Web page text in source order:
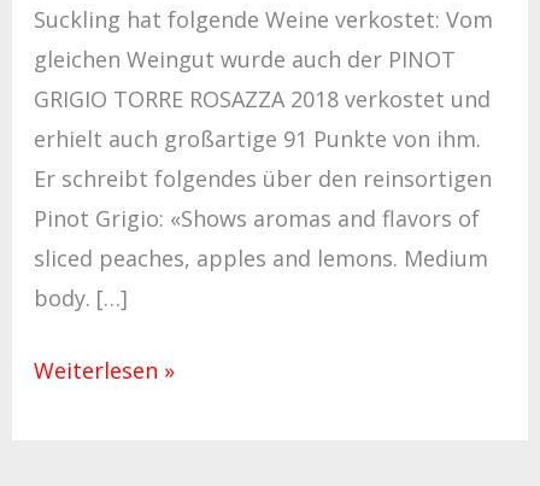
Suckling hat folgende Weine verkostet: Vom
gleichen Weingut wurde auch der PINOT
GRIGIO TORRE ROSAZZA 2018 verkostet und
erhielt auch großartige 91 Punkte von ihm.
Er schreibt folgendes über den reinsortigen
Pinot Grigio: «Shows aromas and flavors of
sliced peaches, apples and lemons. Medium
body. […]
Weiterlesen »